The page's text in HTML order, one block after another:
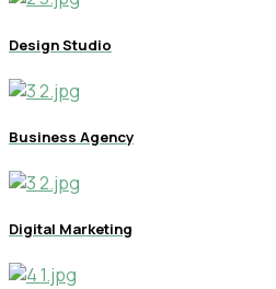
Design Studio
Business Agency
Digital Marketing